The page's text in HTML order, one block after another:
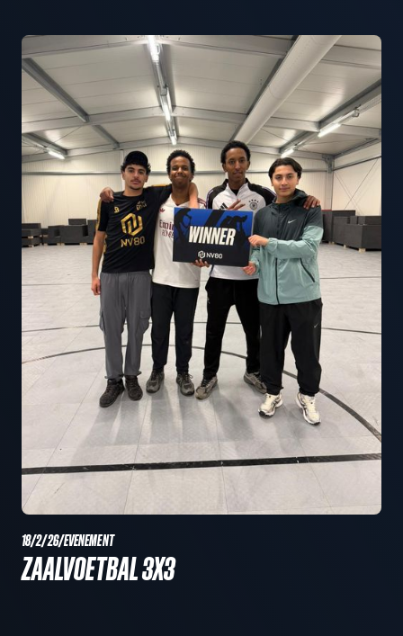
18/2/26/EVENEMENT
ZAALVOETBAL 3X3